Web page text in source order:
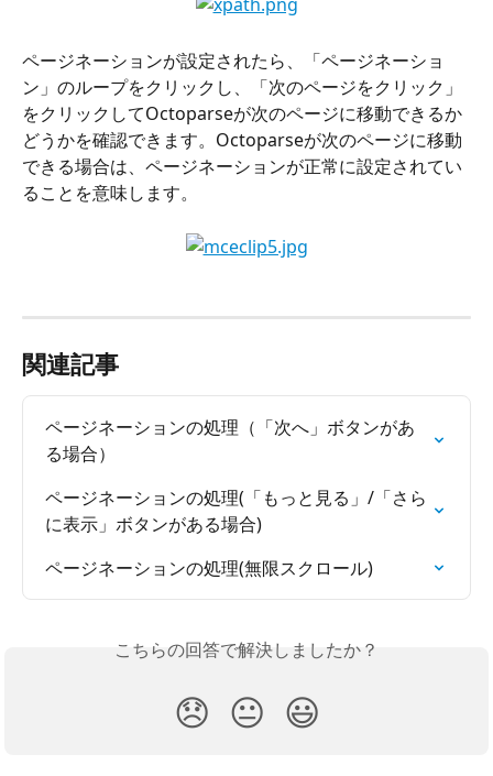
ページネーションが設定されたら、「ページネーショ
ン」のループをクリックし、「次のページをクリック」
をクリックしてOctoparseが次のページに移動できるか
どうかを確認できます。Octoparseが次のページに移動
できる場合は、ページネーションが正常に設定されてい
ることを意味します。
関連記事
ページネーションの処理（「次へ」ボタンがあ
る場合）
ページネーションの処理(「もっと見る」/「さら
に表示」ボタンがある場合)
ページネーションの処理(無限スクロール)
こちらの回答で解決しましたか？
😞 😐 😃